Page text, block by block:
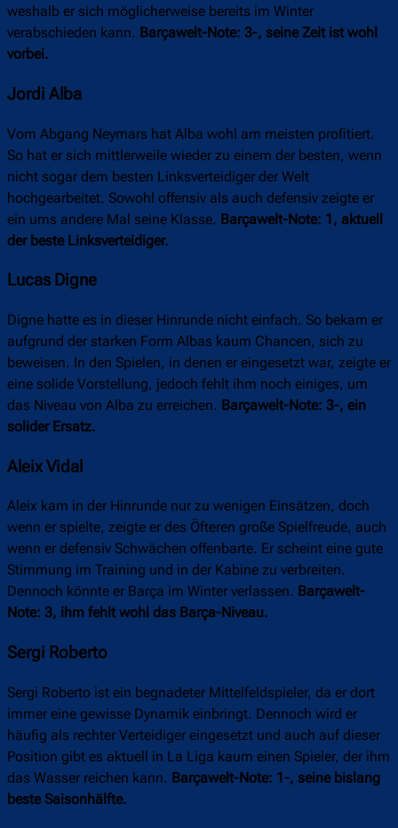
weshalb er sich möglicherweise bereits im Winter
verabschieden kann. Barçawelt-Note: 3-, seine Zeit ist wohl
vorbei.
Jordi Alba
Vom Abgang Neymars hat Alba wohl am meisten profitiert.
So hat er sich mittlerweile wieder zu einem der besten, wenn
nicht sogar dem besten Linksverteidiger der Welt
hochgearbeitet. Sowohl offensiv als auch defensiv zeigte er
ein ums andere Mal seine Klasse. Barçawelt-Note: 1, aktuell
der beste Linksverteidiger.
Lucas Digne
Digne hatte es in dieser Hinrunde nicht einfach. So bekam er
aufgrund der starken Form Albas kaum Chancen, sich zu
beweisen. In den Spielen, in denen er eingesetzt war, zeigte er
eine solide Vorstellung, jedoch fehlt ihm noch einiges, um
das Niveau von Alba zu erreichen. Barçawelt-Note: 3-, ein
solider Ersatz.
Aleix Vidal
Aleix kam in der Hinrunde nur zu wenigen Einsätzen, doch
wenn er spielte, zeigte er des Öfteren große Spielfreude, auch
wenn er defensiv Schwächen offenbarte. Er scheint eine gute
Stimmung im Training und in der Kabine zu verbreiten.
Dennoch könnte er Barça im Winter verlassen. Barçawelt-
Note: 3, ihm fehlt wohl das Barça-Niveau.
Sergi Roberto
Sergi Roberto ist ein begnadeter Mittelfeldspieler, da er dort
immer eine gewisse Dynamik einbringt. Dennoch wird er
häufig als rechter Verteidiger eingesetzt und auch auf dieser
Position gibt es aktuell in La Liga kaum einen Spieler, der ihm
das Wasser reichen kann. Barçawelt-Note: 1-, seine bislang
beste Saisonhälfte.